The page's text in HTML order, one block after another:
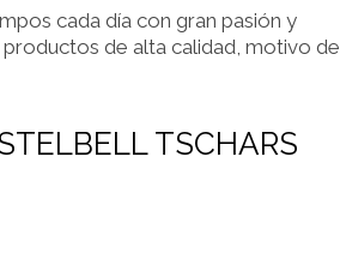
cada día con gran pasión y
productos de alta calidad, motivo de
TSCHARS